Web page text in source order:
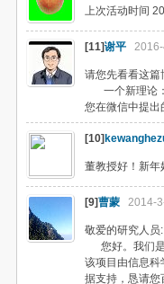
上次活动时间
[11]谢平
请您先看看这篇
一个新理论：
您在微信中提出
[10]
董教授好！新年
[9]曹蒙 2014-
敬爱的研究人员:
您好。我们是
该项目由信息
据支持，恳请